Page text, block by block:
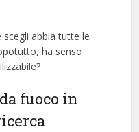
scegli abbia tutte le
ha senso
fuoco in